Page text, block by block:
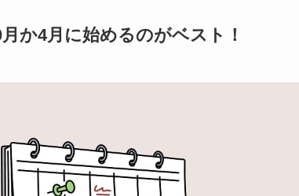
か4月に始めるのがベスト！